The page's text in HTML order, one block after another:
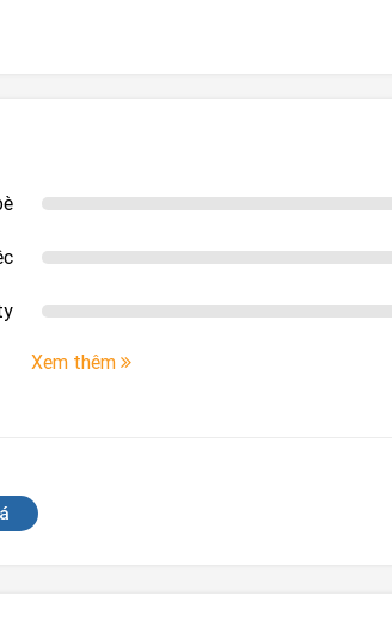
Xem thêm